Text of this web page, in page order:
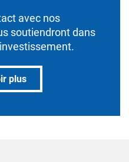
avec nos
soutiendront dans
plus